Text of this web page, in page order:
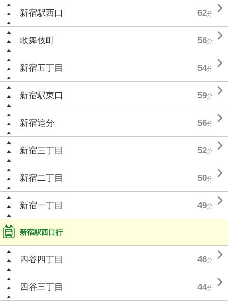
新宿駅西口 62分 
歌舞伎町 56分 
新宿五丁目 54分 
新宿駅東口 59分 
新宿追分 56分 
新宿三丁目 52分 
新宿二丁目 50分 
新宿一丁目 49分 
新宿駅西口行
四谷四丁目 46分 
四谷三丁目 44分 